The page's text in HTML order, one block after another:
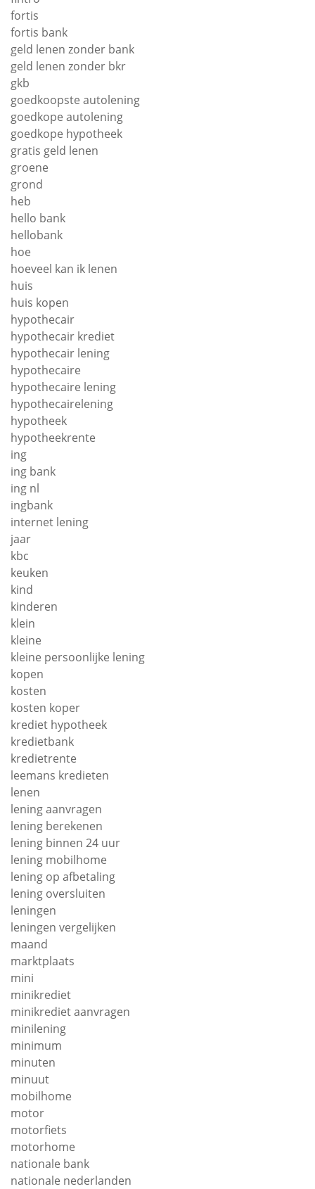
fortis
fortis bank
geld lenen zonder bank
geld lenen zonder bkr
gkb
goedkoopste autolening
goedkope autolening
goedkope hypotheek
gratis geld lenen
groene
grond
heb
hello bank
hellobank
hoe
hoeveel kan ik lenen
huis
huis kopen
hypothecair
hypothecair krediet
hypothecair lening
hypothecaire
hypothecaire lening
hypothecairelening
hypotheek
hypotheekrente
ing
ing bank
ing nl
ingbank
internet lening
jaar
kbc
keuken
kind
kinderen
klein
kleine
kleine persoonlijke lening
kopen
kosten
kosten koper
krediet hypotheek
kredietbank
kredietrente
leemans kredieten
lenen
lening aanvragen
lening berekenen
lening binnen 24 uur
lening mobilhome
lening op afbetaling
lening oversluiten
leningen
leningen vergelijken
maand
marktplaats
mini
minikrediet
minikrediet aanvragen
minilening
minimum
minuten
minuut
mobilhome
motor
motorfiets
motorhome
nationale bank
nationale nederlanden